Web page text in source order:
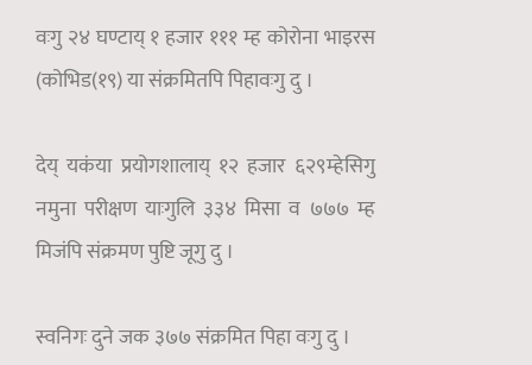
वःगु २४ घण्टाय् १ हजार १११ म्ह कोरोना भाइरस
(कोभिड(१९) या संक्रमितपि पिहावःगु दु ।
देय् यकंया प्रयोगशालाय् १२ हजार ६२९म्हेसिगु
नमुना परीक्षण याःगुलि ३३४ मिसा व ७७७ म्ह
मिजंपि संक्रमण पुष्टि जूगु दु ।
स्वनिगः दुने जक ३७७ संक्रमित पिहा वःगु दु ।